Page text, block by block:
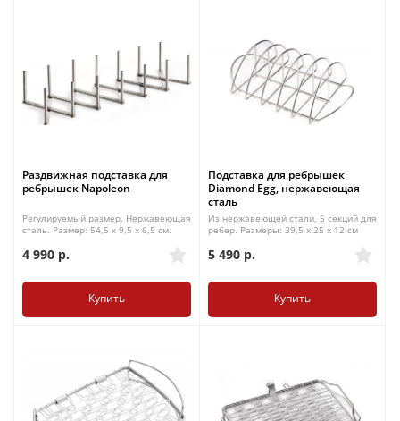
Раздвижная подставка для
ребрышек Napoleon
Регулируемый размер. Нержавеющая
сталь. Размер: 54,5 x 9,5 x 6,5 см.
4 990 р.
Купить
Подставка для ребрышек
Diamond Egg, нержавеющая
сталь
Из нержавеющей стали, 5 секций для
ребер. Размеры: 39,5 x 25 x 12 см
5 490 р.
Купить